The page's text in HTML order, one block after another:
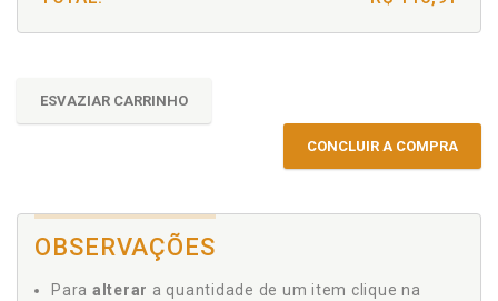
ESVAZIAR CARRINHO
CONCLUIR A COMPRA
OBSERVAÇÕES
Para alterar a quantidade de um item clique na